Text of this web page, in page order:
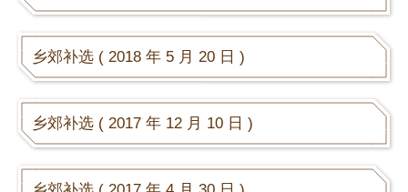
乡郊补选 ( 2018 年 5 月 20 日 )
乡郊补选 ( 2017 年 12 月 10 日 )